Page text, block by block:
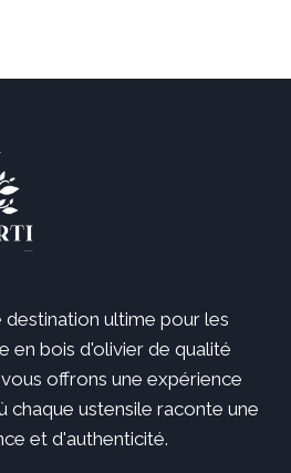
ultime pour les
en bois d'olivier de qualité
offrons une expérience
chaque ustensile raconte une
et d'authenticité.